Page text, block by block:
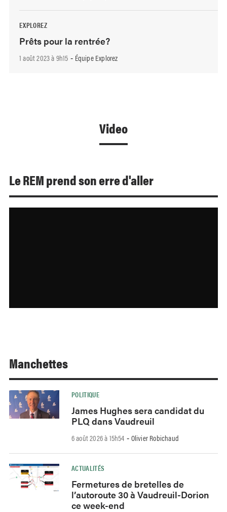
EXPLOREZ
Prêts pour la rentrée?
1 août 2023 à 9h15 - Équipe Explorez
Video
Le REM prend son erre d'aller
Manchettes
POLITIQUE
James Hughes sera candidat du
PLQ dans Vaudreuil
6 août 2026 à 15h54 - Olivier Robichaud
ACTUALITÉS
Fermetures de bretelles de
l’autoroute 30 à Vaudreuil-Dorion
ce week-end